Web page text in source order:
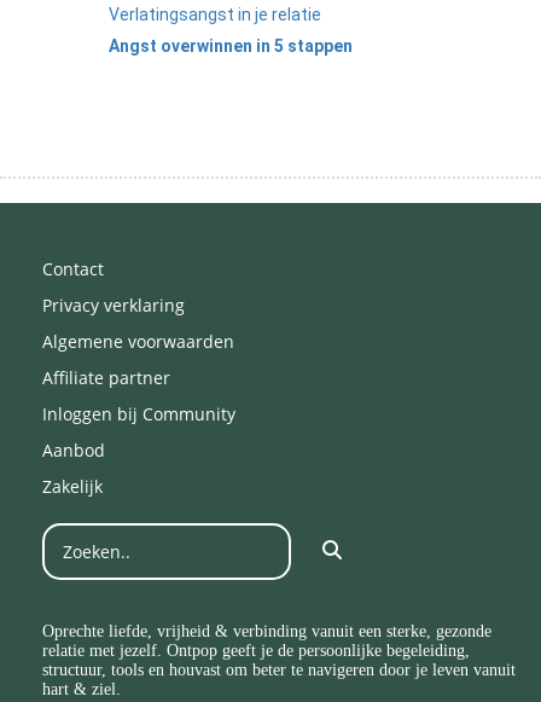
Verlatingsangst in je relatie
Angst overwinnen in 5 stappen
Contact
Privacy verklaring
Algemene voorwaarden
Affiliate partner
Inloggen bij Community
Aanbod
Zakelijk
Oprechte liefde, vrijheid & verbinding vanuit een sterke, gezonde
relatie met jezelf. Ontpop geeft je de persoonlijke begeleiding,
structuur, tools en houvast om beter te navigeren door je leven vanuit
hart & ziel.